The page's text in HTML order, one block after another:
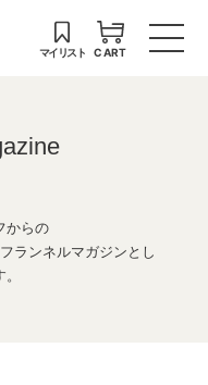
マイリスト CART
からの
ランネルマガジンとし